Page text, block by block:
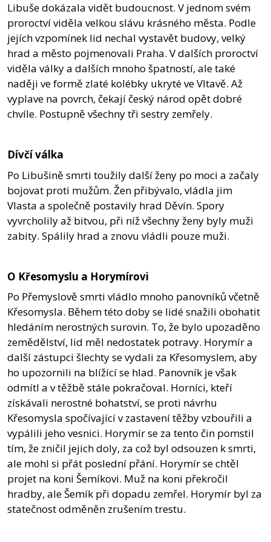
Libuše dokázala vidět budoucnost. V jednom svém
proroctví viděla velkou slávu krásného města. Podle
jejích vzpomínek lid nechal vystavět budovy, velký
hrad a město pojmenovali Praha. V dalších proroctví
viděla války a dalších mnoho špatností, ale také
naději ve formě zlaté kolébky ukryté ve Vltavě. Až
vyplave na povrch, čekají český národ opět dobré
chvíle. Postupně všechny tři sestry zemřely.
Dívčí válka
Po Libušině smrti toužily další ženy po moci a začaly
bojovat proti mužům. Žen přibývalo, vládla jim
Vlasta a společně postavily hrad Děvín. Spory
vyvrcholily až bitvou, při níž všechny ženy byly muži
zabity. Spálily hrad a znovu vládli pouze muži.
O Křesomyslu a Horymírovi
Po Přemyslově smrti vládlo mnoho panovníků včetně
Křesomysla. Během této doby se lidé snažili obohatit
hledáním nerostných surovin. To, že bylo upozaděno
zemědělství, lid měl nedostatek potravy. Horymír a
další zástupci šlechty se vydali za Křesomyslem, aby
ho upozornili na blížící se hlad. Panovník je však
odmítl a v těžbě stále pokračoval. Horníci, kteří
získávali nerostné bohatství, se proti návrhu
Křesomysla spočívající v zastavení těžby vzbouřili a
vypálili jeho vesnici. Horymír se za tento čin pomstil
tím, že zničil jejich doly, za což byl odsouzen k smrti,
ale mohl si přát poslední přání. Horymír se chtěl
projet na koni Šemíkovi. Muž na koni překročil
hradby, ale Šemík při dopadu zemřel. Horymír byl za
statečnost odměněn zrušením trestu.